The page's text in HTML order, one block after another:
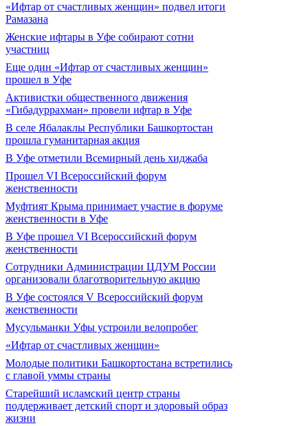
«Ифтар от счастливых женщин» подвел итоги
Рамазана
Женские ифтары в Уфе собирают сотни
участниц
Еще один «Ифтар от счастливых женщин»
прошел в Уфе
Активистки общественного движения
«Гибадуррахман» провели ифтар в Уфе
В селе Ябалаклы Республики Башкортостан
прошла гуманитарная акция
В Уфе отметили Всемирный день хиджаба
Прошел VI Всероссийский форум
женственности
Муфтият Крыма принимает участие в форуме
женственности в Уфе
В Уфе прошел VI Всероссийский форум
женственности
Сотрудники Администрации ЦДУМ России
организовали благотворительную акцию
В Уфе состоялся V Всероссийский форум
женственности
Мусульманки Уфы устроили велопробег
«Ифтар от счастливых женщин»
Молодые политики Башкортостана встретились
с главой уммы страны
Старейший исламский центр страны
поддерживает детский спорт и здоровый образ
жизни